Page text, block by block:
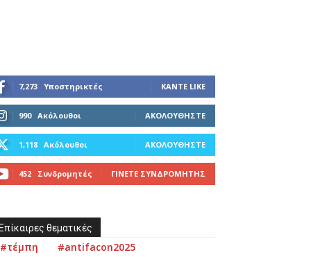
7,273 Υποστηρικτές ΚΆΝΤΕ LIKE
990 Ακόλουθοι ΑΚΟΛΟΥΘΉΣΤΕ
1,118 Ακόλουθοι ΑΚΟΛΟΥΘΉΣΤΕ
452 Συνδρομητές ΓΊΝΕΤΕ ΣΥΝΔΡΟΜΗΤΉΣ
Επίκαιρες θεματικές
#τέμπη
#antifacon2025